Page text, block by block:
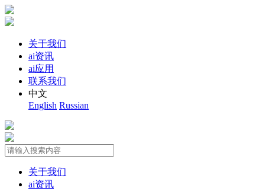
关于我们
ai资讯
ai应用
联系我们
中文
English Russian
关于我们
ai资讯